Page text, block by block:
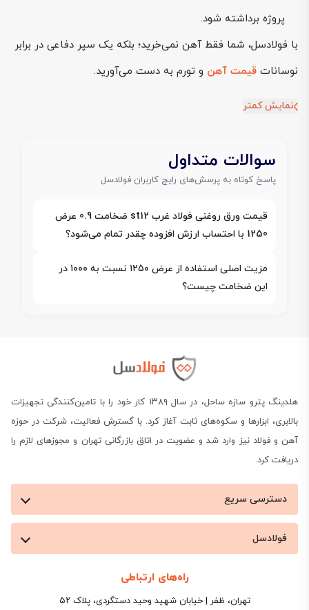
پروژه برداشته شود.
با فولادسل، شما فقط آهن نمی‌خرید؛ بلکه یک سپر دفاعی در برابر
نوسانات قیمت آهن و تورم به دست می‌آورید.
نمایش کمتر
سوالات متداول
پاسخ کوتاه به پرسش‌های رایج کاربران فولادسل
قیمت ورق روغنی فولاد غرب st12 ضخامت 0.9 عرض
1250 با احتساب ارزش افزوده چقدر تمام می‌شود؟
مزیت اصلی استفاده از عرض ۱۲۵۰ نسبت به ۱۰۰۰ در
این ضخامت چیست؟
هلدینگ پترو سازه ساحل، در سال ۱۳۸۹ کار خود را با تامین‌کنندگی تجهیزات
بالابری، ابزارها و سکوه‌های ثابت آغاز کرد. با گسترش فعالیت، شرکت در حوزه
آهن و فولاد نیز وارد شد و عضویت در اتاق بازرگانی تهران و مجوزهای لازم را
دریافت کرد.
دسترسی سریع
فولادسل
راه‌های ارتباطی
تهران، ظفر | خیابان شهید وحید دستگردی، پلاک ۵۲